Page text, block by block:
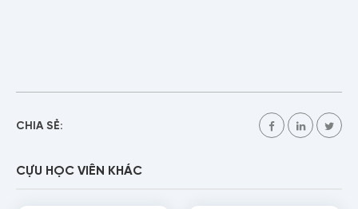
CHIA SẺ:
CỰU HỌC VIÊN KHÁC